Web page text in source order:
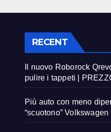
RECENT
Il nuovo Roborock
pulire i tappeti |
Più auto con meno
“scuotono” Volkswagen